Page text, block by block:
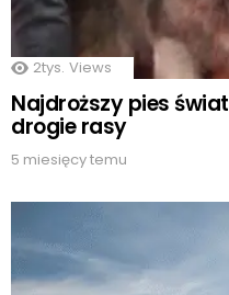
2tys. Views
Najdroższy pies
drogie rasy
5 miesięcy temu